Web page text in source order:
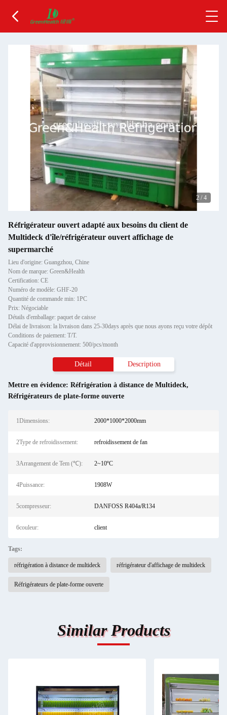
2 / 4
Réfrigérateur ouvert adapté aux besoins du client de
Multideck d'île/réfrigérateur ouvert affichage de
supermarché
Lieu d'origine: Guangzhou, Chine
Nom de marque: Green&Health
Certification: CE
Numéro de modèle: GHF-20
Quantité de commande min: 1PC
Prix: Négociable
Détails d'emballage: paquet de caisse
Délai de livraison: la livraison dans 25-30days après que nous ayons reçu votre dépôt
Conditions de paiement: T/T.
Capacité d'approvisionnement: 500/pcs/month
Détail Description
Mettre en évidence: Réfrigération à distance de Multideck,
Réfrigérateurs de plate-forme ouverte
1Dimensions: 2000*1000*2000mm
2Type de refroidissement: refroidissement de fan
3Arrangement de Tem (℃): 2~10ºC
4Puissance: 1908W
5compresseur: DANFOSS R404a/R134
6couleur: client
Tags:
réfrigération à distance de multideck réfrigérateur d'affichage de multideck
Réfrigérateurs de plate-forme ouverte
Similar Products